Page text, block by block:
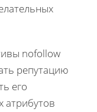
nofollow
репутацию
его
атрибутов